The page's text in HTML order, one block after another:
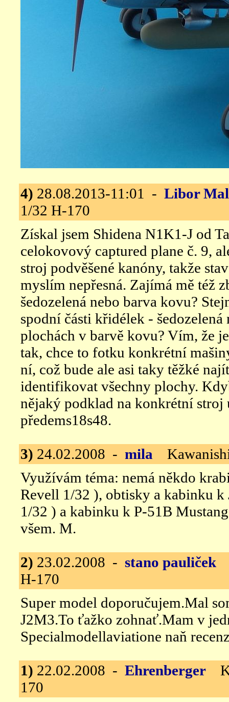
4) 28.08.2013-11:01 - Libor
1/32 H-170
Získal jsem Shidena N1K1-J od
celokovový captured plane č. 9,
stroj podvěšené kanóny, takže
myslím nepřesná. Zajímá mě též
šedozelená nebo barva kovu?
spodní části křidélek -
plochách v barvě kovu? Vím, že
tak, chce to fotku konkrétní
ní, což bude ale asi taky těžké
identifikovat všechny plochy.
nějaký podklad na konkrétní
předems18s48.
3) 24.02.2008 - mila
Využívám téma: nemá někdo
Revell 1/32 ), obtisky a kabinku k
1/32 ) a kabinku k P-51B
všem. M.
2) 23.02.2008 - stano pauliček
H-170
Super model doporučujem.Mal
J2M3.To ťažko zohnať.Mam v
Specialmodellaviatione naň
1) 22.02.2008 - Ehrenberger
170